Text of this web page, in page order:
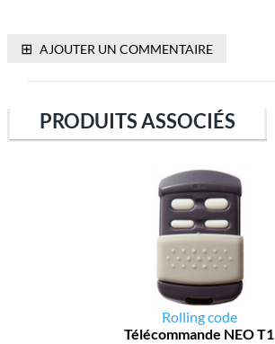
⊞ AJOUTER UN COMMENTAIRE
PRODUITS ASSOCIÉS
Rolling code
Télécommande NEO T1